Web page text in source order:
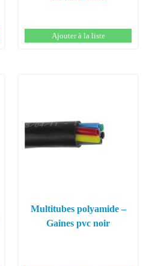
Ajouter à la liste
Multitubes polyamide –
Gaines pvc noir